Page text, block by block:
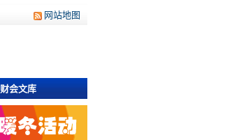
网站地图
财会文库